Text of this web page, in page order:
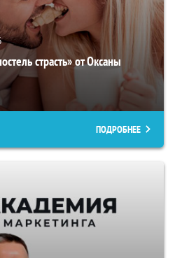
страсть» от Оксаны
ПОДРОБНЕЕ